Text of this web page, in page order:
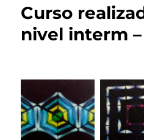
–
Curso
nivel interm